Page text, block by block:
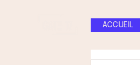
ACCUEIL